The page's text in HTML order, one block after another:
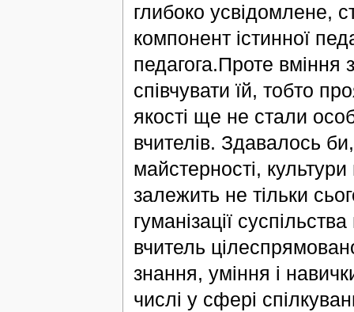
глибоко усвідомлене,
компонент істинної
педагога.Проте вміння
співчувати їй, тобто
якості ще не стали
вчителів. Здавалось
майстерності, культури
залежить не тільки
гуманізації
вчитель
знання, уміння і
числі у сфері